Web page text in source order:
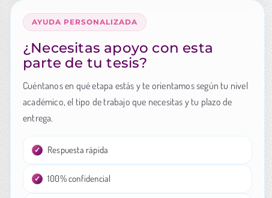
AYUDA PERSONALIZADA
¿Necesitas apoyo con esta
parte de tu tesis?
Cuéntanos en qué etapa estás y te orientamos según tu nivel
académico, el tipo de trabajo que necesitas y tu plazo de
entrega.
Respuesta rápida
100% confidencial